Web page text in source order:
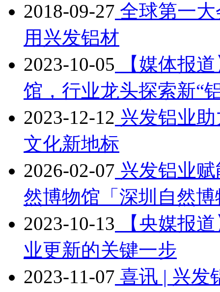
2018-09-27 全球第一
用兴发铝材
2023-10-05 【媒体报
馆，行业龙头探索新“
2023-12-12 兴发铝业
文化新地标
2026-02-07 兴发铝业
然博物馆「深圳自然
2023-10-13 【央媒报
业更新的关键一步
2023-11-07 喜讯 | 兴发